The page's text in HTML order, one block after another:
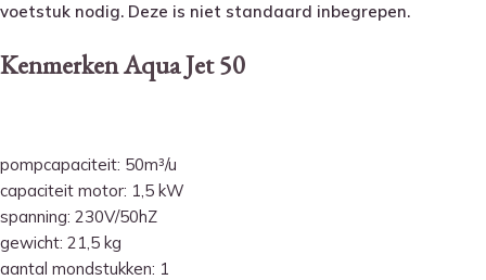
voetstuk nodig. Deze is niet standaard inbegrepen.
Kenmerken Aqua Jet 50
pompcapaciteit: 50m³/u
capaciteit motor: 1,5 kW
spanning: 230V/50hZ
gewicht: 21,5 kg
aantal mondstukken: 1